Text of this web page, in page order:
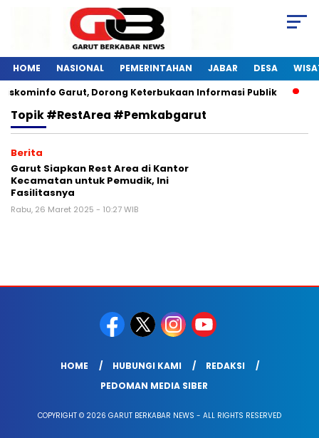
HOME NASIONAL PEMERINTAHAN JABAR DESA
Garut, Dorong Keterbukaan Informasi Publik
Topik#RestArea #Pemkabgarut
Berita
Garut Siapkan Rest Area di Kantor
Kecamatan untuk Pemudik, Ini
Fasilitasnya
Rabu, 26 Maret 2025 - 10:27 WIB
HOME HUBUNGI KAMI
REDAKSI
PEDOMAN MEDIA SIBER
COPYRIGHT © 2026 GARUT BERKABAR NEWS - ALL RIGHTS RESERVED